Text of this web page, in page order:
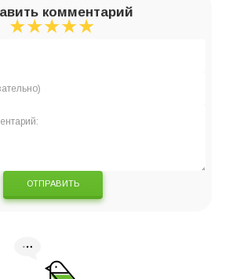
комментарий
★
★★
★★★
★★★★
★★★★★
ОТПРАВИТЬ